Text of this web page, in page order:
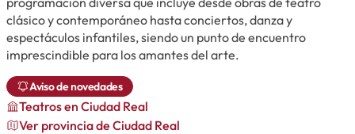
clásico y contemporáneo hasta conciertos, danza y
espectáculos infantiles, siendo un punto de encuentro
imprescindible para los amantes del arte.
Aviso de novedades
Teatrosen Ciudad Real
Ver provincia de Ciudad Real